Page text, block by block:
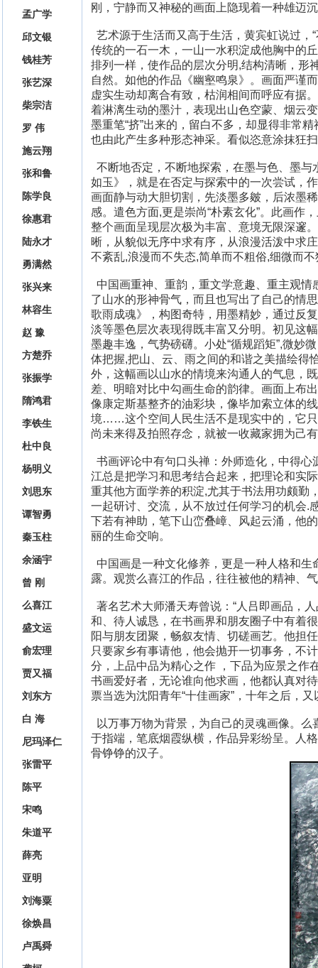
孟广学
邱文银
钱桂芳
张艺深
柴宗洁
罗 伟
施云翔
张和鲁
陈学良
徐惠君
陆永才
勇满然
张兴来
林容生
赵 豫
方楚乔
张振学
隋鸿君
李铁生
杜中良
杨明义
刘思东
谭智勇
秦玉柱
余涵宇
曾 刚
么喜江
盛文运
俞宏理
贾又福
刘东方
白 海
尼玛泽仁
张雷平
陈平
宋鸣
朱道平
薛亮
亚明
刘海粟
徐焕昌
卢禹舜
刚，宁静而又神秘的画面上隐现着一种雄迈
艺术源于生活而又高于生活，黄宾虹说过，
传统的一石一木，一山一水积淀成他胸中的
排列一样，使作品的层次分明,结构清晰，形
自然。如他的作品《幽壑鸣泉》。画面严谨
虚实生动却离合有致，枯润相间而呼应有据
着淋漓生动的墨汁，表现出山色空蒙、烟云
墨重笔“挤”出来的，留白不多，却显得非常
也由此产生多种形态神采。看似恣意涂抹狂
不断地否定，不断地探索，在墨与色、墨
如玉》，就是在否定与探索中的一次尝试，
画面静与动大胆切割，先淡墨多皴，后浓墨
感。遣色方面,更是崇尚“朴素玄化”。此画作
整个画面呈现层次极为丰富、意境无限深邃
晰，从貌似无序中求有序，从浪漫活泼中求
不紊乱,浪漫而不失态,简单而不粗俗,细微而
中国画重神、重韵，重文学意趣、重主观情
了山水的形神骨气，而且也写出了自己的情
歌雨成魂》，构图奇特，用墨精妙，通过反
淡等墨色层次表现得既丰富又分明。初见这
墨趣丰逸，气势磅礴。小处“循规蹈矩”,微妙
体把握,把山、云、雨之间的和谐之美描绘得
外，这幅画以山水的情境来沟通人的气息，
差、明暗对比中勾画生命的韵律。画面上布
像康定斯基整齐的油彩块，像毕加索立体的
境……这个空间人民生活不是现实中的，它
尚未来得及拍照存念，就被一收藏家拥为己
书画评论中有句口头禅：外师造化，中得心
江总是把学习和思考结合起来，把理论和实
重其他方面学养的积淀,尤其于书法用功颇勤
一起研讨、交流，从不放过任何学习的机会.
下若有神助，笔下山峦叠嶂、风起云涌，他
丽的生命交响。
中国画是一种文化修养，更是一种人格和
露。观赏么喜江的作品，往往被他的精神、
著名艺术大师潘天寿曾说：“人吕即画品，
和、待人诚恳，在书画界和朋友圈子中有着
阳与朋友团聚，畅叙友情、切磋画艺。他担
只要家乡有事请他，他会抛开一切事务，不
分，上品中品为精心之作 ，下品为应景之作
书画爱好者，无论谁向他求画，他都认真对
票当选为沈阳青年“十佳画家”，十年之后，
以万事万物为背景，为自己的灵魂画像。
于指端，笔底烟霞纵横，作品异彩纷呈。人
骨铮铮的汉子。